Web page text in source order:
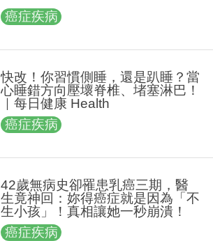
癌症疾病
快改！你習慣側睡，還是趴睡？當
心睡錯方向壓壞脊椎、堵塞淋巴！
｜每日健康 Health
癌症疾病
42歲無病史卻罹患乳癌三期，醫
生竟神回：妳得癌症就是因為「不
生小孩」！真相讓她一秒崩潰！
癌症疾病